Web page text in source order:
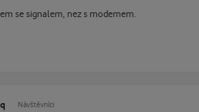
se signalem, nez s modemem.
Návštěvníci